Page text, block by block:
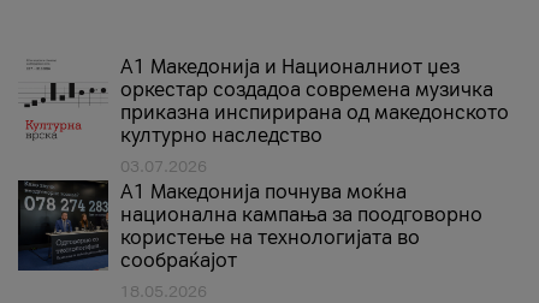
А1 Македонија и Националниот џез
оркестар создадоа современа музичка
приказна инспирирана од македонското
културно наследство
03.07.2026
A1 Македонија почнува моќна
национална кампања за поодговорно
користење на технологијата во
сообраќајот
18.05.2026